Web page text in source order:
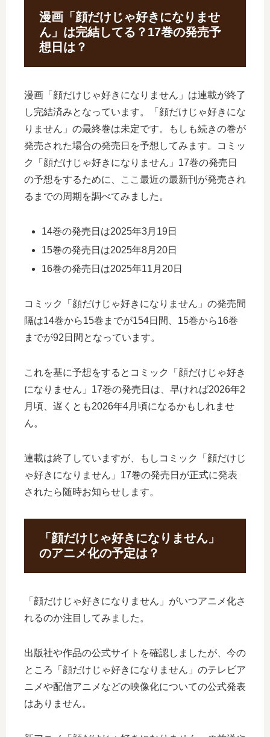
漫画「顔だけじゃ好きになりませ
ん」は完結してる？17巻の発売予
想日は？
漫画「顔だけじゃ好きになりません」は連載が終了
し完結済みとなっています。「顔だけじゃ好きにな
りません」の最終巻は未定です。もしも続きの巻が
発売された場合の発売日を予想してみます。コミッ
ク「顔だけじゃ好きになりません」17巻の発売日
の予想をするために、ここ最近の最新刊が発売され
るまでの周期を調べてみました。
14巻の発売日は2025年3月19日
15巻の発売日は2025年8月20日
16巻の発売日は2025年11月20日
コミック「顔だけじゃ好きになりません」の発売間
隔は14巻から15巻までが154日間、15巻から16巻
までが92日間となっています。
これを基に予想をするとコミック「顔だけじゃ好き
になりません」17巻の発売日は、早ければ2026年2
月頃、遅くとも2026年4月頃になるかもしれませ
ん。
連載は終了していますが、もしコミック「顔だけじ
ゃ好きになりません」17巻の発売日が正式に発表
されたら随時お知らせします。
「顔だけじゃ好きになりません」
のアニメ化の予定は？
「顔だけじゃ好きになりません」がいつアニメ化さ
れるのか注目してみました。
出版社や作品の公式サイトを確認しましたが、今の
ところ「顔だけじゃ好きになりません」のテレビア
ニメや配信アニメなどの映像化についての公式発表
はありません。